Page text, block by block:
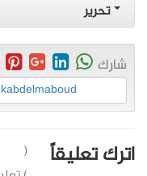
تحرير
شارك
اترك تعليقاً
(